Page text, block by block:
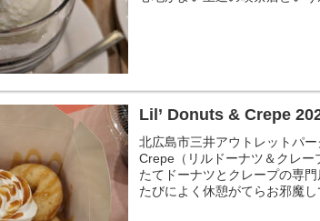
Lil’ Donuts & Crepe
北広島市三井アウトレットパ
Crepe（リルドーナツ＆クレ
たてドーナツとクレープの専
たびによく休憩がてらお邪魔し